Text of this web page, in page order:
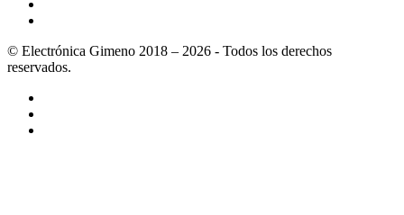
© Electrónica Gimeno 2018 – 2026 - Todos los derechos
reservados.